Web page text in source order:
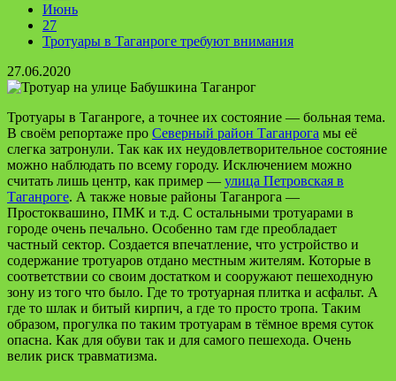
Июнь
27
Тротуары в Таганроге требуют внимания
27.06.2020
Тротуары в Таганроге, а точнее их состояние — больная тема.
В своём репортаже про Северный район Таганрога мы её
слегка затронули. Так как их неудовлетворительное состояние
можно наблюдать по всему городу. Исключением можно
считать лишь центр, как пример — улица Петровская в
Таганроге. А также новые районы Таганрога —
Простоквашино, ПМК и т.д. С остальными тротуарами в
городе очень печально. Особенно там где преобладает
частный сектор. Создается впечатление, что устройство и
содержание тротуаров отдано местным жителям. Которые в
соответствии со своим достатком и сооружают пешеходную
зону из того что было. Где то тротуарная плитка и асфальт. А
где то шлак и битый кирпич, а где то просто тропа. Таким
образом, прогулка по таким тротуарам в тёмное время суток
опасна. Как для обуви так и для самого пешехода. Очень
велик риск травматизма.